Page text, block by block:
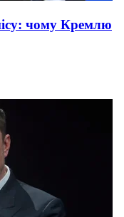
чому Кремлю